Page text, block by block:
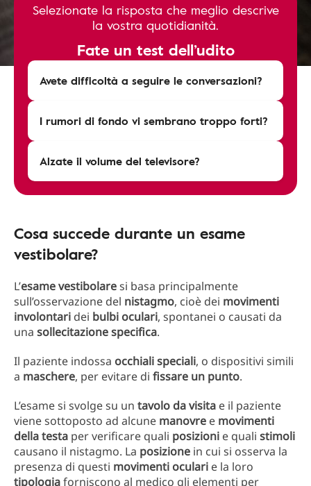
Selezionate la risposta che meglio descrive
la vostra quotidianità.
Fate un test dell’udito
Avete difficoltà a seguire le conversazioni?
I rumori di fondo vi sembrano troppo forti?
Alzate il volume del televisore?
Cosa succede durante un esame
vestibolare?
L’esame vestibolaresi basa principalmente
sull’osservazione del nistagmo, cioè dei movimenti
involontari dei bulbi oculari, spontanei o causati da
una sollecitazione specifica.
Il paziente indossa occhiali speciali, o dispositivi simili
a maschere, per evitare di fissare un punto.
L’esame si svolge su un tavolo da visita e il paziente
viene sottoposto ad alcune manovre e movimenti
della testa per verificare quali posizioni e quali stimoli
causano il nistagmo. La posizione in cui si osserva la
presenza di questi movimenti oculari e la loro
tipologiaforniscono al medico gli elementi per